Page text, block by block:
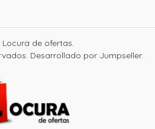
de ofertas.
Desarrollado por Jumpseller.